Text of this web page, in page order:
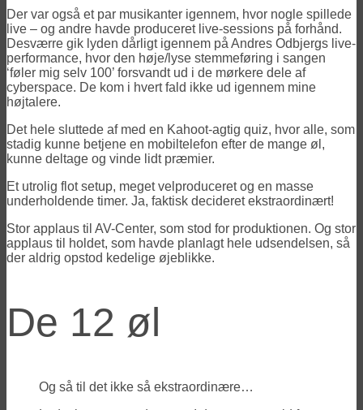
Der var også et par musikanter igennem, hvor nogle spillede
live – og andre havde produceret live-sessions på forhånd.
Desværre gik lyden dårligt igennem på Andres Odbjergs live-
performance, hvor den høje/lyse stemmeføring i sangen
‘føler mig selv 100’ forsvandt ud i de mørkere dele af
cyberspace. De kom i hvert fald ikke ud igennem mine
højtalere.
Det hele sluttede af med en Kahoot-agtig quiz, hvor alle, som
stadig kunne betjene en mobiltelefon efter de mange øl,
kunne deltage og vinde lidt præmier.
Et utrolig flot setup, meget velproduceret og en masse
underholdende timer. Ja, faktisk decideret ekstraordinært!
Stor applaus til AV-Center, som stod for produktionen. Og stor
applaus til holdet, som havde planlagt hele udsendelsen, så
der aldrig opstod kedelige øjeblikke.
De 12 øl
Og så til det ikke så ekstraordinære…